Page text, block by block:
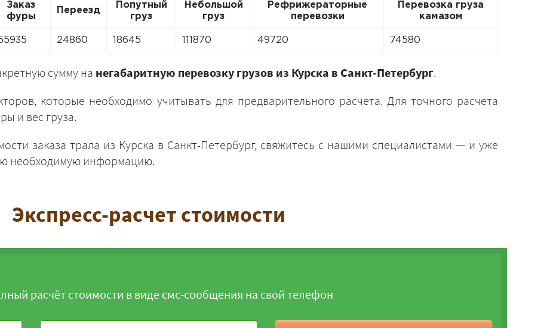
Заказ
фуры
Переезд
Попутный
груз
Небольшой
груз
Рефрижераторные
перевозки
Перевозка груза
камазом
24860 18645 111870 49720 74580
сумму на негабаритную перевозку грузов из Курска в Санкт-Петербург.
которые необходимо учитывать для предварительного расчета. Для точного расчета
и вес груза.
заказа трала из Курска в Санкт-Петербург, свяжитесь с нашими специалистами — и уже
необходимую информацию.
Экспресс-расчет стоимости
расчёт стоимости в виде смс-сообщения на свой телефон